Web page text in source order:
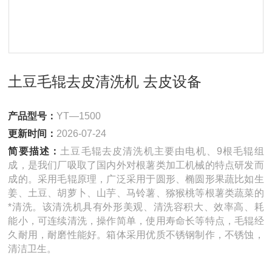
土豆毛辊去皮清洗机 去皮设备
产品型号：YT—1500
更新时间： 2026-07-24
简要描述： 土豆毛辊去皮清洗机主要由电机、9根毛辊组
成，是我们厂吸取了国内外对根薯类加工机械的特点研发而
成的。采用毛辊原理，广泛采用于圆形、椭圆形果蔬比如生
姜、土豆、胡萝卜、山芋、马铃薯、猕猴桃等根薯类蔬菜的
*清洗。该清洗机具有外形美观、清洗容积大、效率高、耗
能小，可连续清洗，操作简单，使用寿命长等特点，毛辊经
久耐用，耐磨性能好。箱体采用优质不锈钢制作，不锈蚀，
清洁卫生。